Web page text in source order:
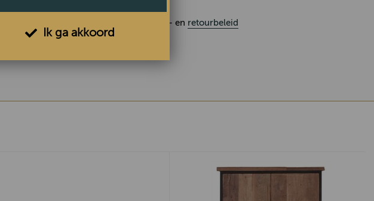
- en retourbeleid
Ik ga akkoord